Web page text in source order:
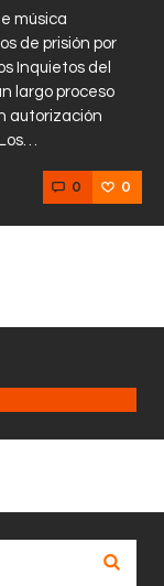
música
de prisión por
Inquietos del
largo proceso
autorización
0 0